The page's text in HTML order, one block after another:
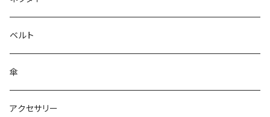
ベルト
傘
アクセサリー